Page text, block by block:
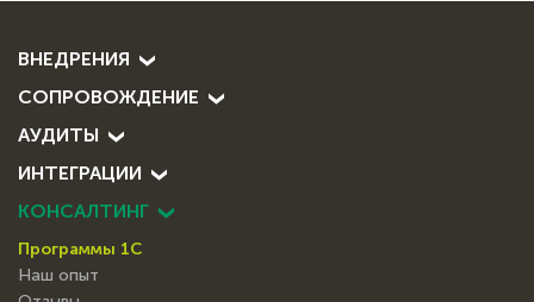
ВНЕДРЕНИЯ
СОПРОВОЖДЕНИЕ
КОНСАЛТИНГ
АУДИТЫ
ИНТЕГРАЦИИ
Программы 1С
Наш опыт